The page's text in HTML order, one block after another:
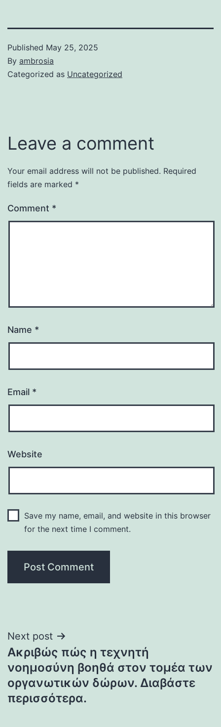
Published May 25, 2025
By ambrosia
Categorized as Uncategorized
Leave a comment
Your email address will not be published. Required
fields are marked *
Comment *
Name *
Email *
Website
Save my name, email, and website in this browser
for the next time I comment.
Post
navigation
Next post
Ακριβώς πώς η τεχνητή
νοημοσύνη βοηθά στον τομέα των
οργανωτικών δώρων. Διαβάστε
περισσότερα.